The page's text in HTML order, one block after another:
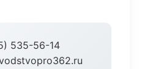
535-56-14